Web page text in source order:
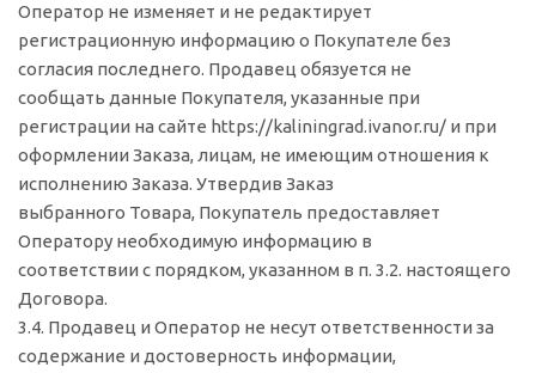
Оператор не изменяет и не редактирует
регистрационную информацию о Покупателе без
согласия последнего. Продавец обязуется не
сообщать данные Покупателя, указанные при
регистрации на сайте https://kaliningrad.ivanor.ru/ и при
оформлении Заказа, лицам, не имеющим отношения к
исполнению Заказа. Утвердив Заказ
выбранного Товара, Покупатель предоставляет
Оператору необходимую информацию в
соответствии с порядком, указанном в п. 3.2. настоящего
Договора.
3.4. Продавец и Оператор не несут ответственности за
содержание и достоверность информации,